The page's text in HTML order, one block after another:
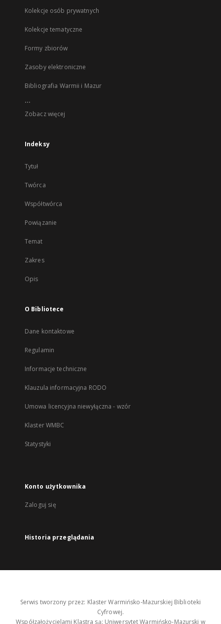
Kolekcje osób prywatnych
Kolekcje tematyczne
Formy zbiorów
Zasoby elektroniczne
Bibliografia Warmii i Mazur
...
Zobacz więcej
Indeksy
Tytuł
Twórca
Współtwórca
Powiązanie
Temat
Zakres
Opis
O Bibliotece
Dane kontaktowe
Regulamin
Informacje techniczne
Klauzula informacyjna RODO
Umowa licencyjna niewyłączna - wzór
Klaster WMBC
Statystyki
Konto użytkownika
Zaloguj się
Historia przeglądania
Serwis tworzony przez: Klaster Warmińsko-Mazurskiej Biblioteki
Cyfrowej.
Współzałożycielami Klastra są: Uniwersytet Warmińsko-Mazurski w